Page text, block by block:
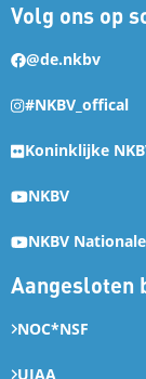
Volg ons op
@de.nkbv
#NKBV_offical
Koninklijke
NKBV
NKBV
Aangesloten
NOC*NSF
UIAA